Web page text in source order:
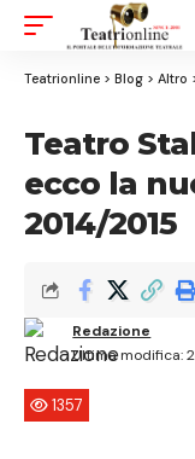
Teatrionline > Blog > Altro
Teatro
ecco la
2014/2015
Ultima modifica:
Redazione
1357